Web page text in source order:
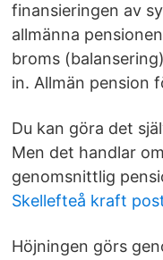
finansieringen av
allmänna
broms
in. Allmän pension
Du kan göra det
Men det handlar
genomsnittlig
Skellefteå kraft
Höjningen görs